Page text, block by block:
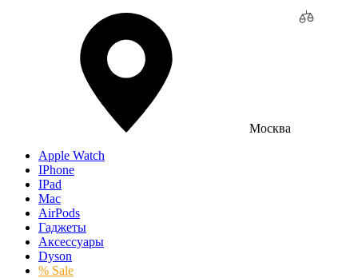
Москва
Apple Watch
IPhone
IPad
Mac
AirPods
Гаджеты
Аксессуары
Dyson
% Sale